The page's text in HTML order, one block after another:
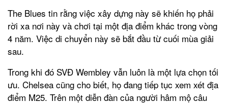
The Blues tin rằng việc xây dựng này sẽ khiến họ phải
rời xa nơi này và chơi tại một địa điểm khác trong vòng
4 năm. Việc di chuyển này sẽ bắt đầu từ cuối mùa giải
sau.
Trong khi đó SVĐ Wembley vẫn luôn là một lựa chọn tối
ưu. Chelsea cũng cho biết, họ đang tiếp tục xem xét địa
điểm M25. Trên một diễn đàn của người hâm mộ câu